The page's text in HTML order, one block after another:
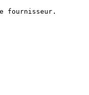
fournisseur.